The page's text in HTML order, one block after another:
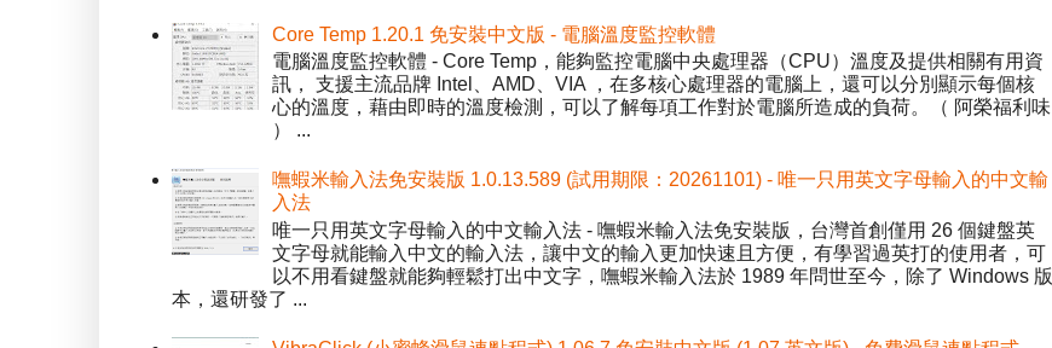
Core Temp 1.20.1 免安裝中文版 - 電腦溫度監控軟體
電腦溫度監控軟體 - Core Temp，能夠監控電腦中央處理器（CPU）溫度及提供相關有用資
訊， 支援主流品牌 Intel、AMD、VIA ，在多核心處理器的電腦上，還可以分別顯示每個核
心的溫度，藉由即時的溫度檢測，可以了解每項工作對於電腦所造成的負荷。（ 阿榮福利味
） ...
嘸蝦米輸入法免安裝版 1.0.13.589 (試用期限：20261101) - 唯一只用英文字母輸入的中文輸
入法
唯一只用英文字母輸入的中文輸入法 - 嘸蝦米輸入法免安裝版，台灣首創僅用 26 個鍵盤英
文字母就能輸入中文的輸入法，讓中文的輸入更加快速且方便，有學習過英打的使用者，可
以不用看鍵盤就能夠輕鬆打出中文字，嘸蝦米輸入法於 1989 年問世至今，除了 Windows 版
本，還研發了 ...